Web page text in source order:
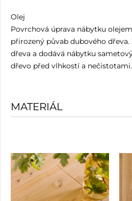
Olej
Povrchová úprava nábytku
přirozený půvab dubového
dřeva a dodává nábytku
dřevo před vlhkostí a nečistotami.
MATERIÁL